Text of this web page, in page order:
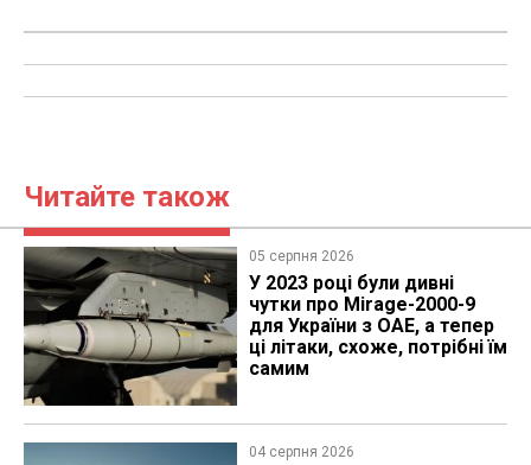
Читайте також
05 серпня 2026
У 2023 році були дивні
чутки про Mirage-2000-9
для України з ОАЕ, а тепер
ці літаки, схоже, потрібні їм
самим
04 серпня 2026